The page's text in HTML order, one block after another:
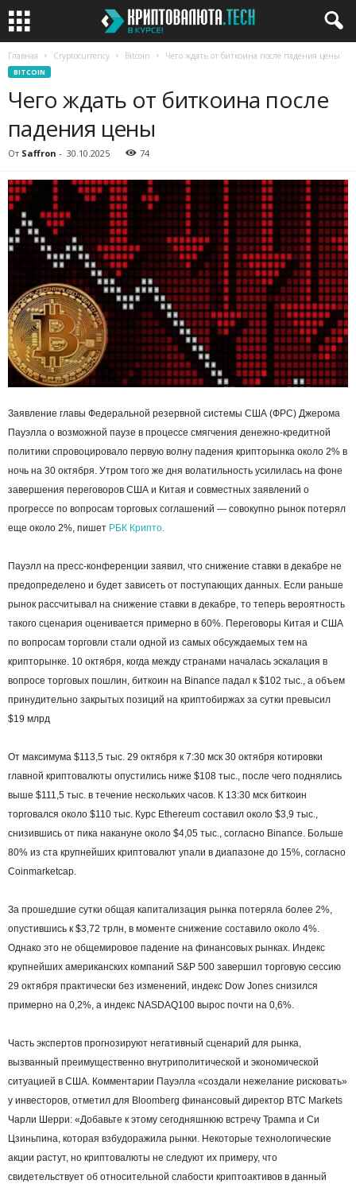
Главная Cryptocurrency Bitcoin Чего ждать от биткоина после падения цены
BITCOIN
Чего ждать от биткоина после
падения цены
От Saffron - 30.10.2025 74
Заявление главы Федеральной резервной системы США (ФРС) Джеромa
Пауэлла о возможной паузе в процессе смягчения денежно-кредитной
политики спровоцировало первую волну падения крипторынка около 2% в
ночь на 30 октября. Утром того же дня волатильность усилилась на фоне
завершения переговоров США и Китая и совместных заявлений о
прогрессе по вопросам торговых соглашений — совокупно рынок потерял
еще около 2%, пишет РБК Крипто.
Пауэлл на пресс-конференции заявил, что снижение ставки в декабре не
предопределено и будет зависеть от поступающих данных. Если раньше
рынок рассчитывал на снижение ставки в декабре, то теперь вероятность
такого сценария оценивается примерно в 60%. Переговоры Китая и США
по вопросам торговли стали одной из самых обсуждаемых тем на
крипторынке. 10 октября, когда между странами началась эскалация в
вопросе торговых пошлин, биткоин на Binance падал к $102 тыс., а объем
принудительно закрытых позиций на криптобиржах за сутки превысил
$19 млрд
От максимума $113,5 тыс. 29 октября к 7:30 мск 30 октября котировки
главной криптовалюты опустились ниже $108 тыс., после чего поднялись
выше $111,5 тыс. в течение нескольких часов. К 13:30 мск биткоин
торговался около $110 тыс. Курс Ethereum составил около $3,9 тыс.,
снизившись от пика накануне около $4,05 тыс., согласно Binance. Больше
80% из ста крупнейших криптовалют упали в диапазоне до 15%, согласно
Coinmarketcap.
За прошедшие сутки общая капитализация рынка потеряла более 2%,
опустившись к $3,72 трлн, в моменте снижение составило около 4%.
Однако это не общемировое падение на финансовых рынках. Индекс
крупнейших американских компаний S&P 500 завершил торговую сессию
29 октября практически без изменений, индекс Dow Jones снизился
примерно на 0,2%, а индекс NASDAQ100 вырос почти на 0,6%.
Часть экспертов прогнозируют негативный сценарий для рынка,
вызванный преимущественно внутриполитической и экономической
ситуацией в США. Комментарии Пауэлла «создали нежелание рисковать»
у инвесторов, отметил для Bloomberg финансовый директор BTC Markets
Чарли Шерри: «Добавьте к этому сегодняшнюю встречу Трампа и Си
Цзиньпина, которая взбудоражила рынки. Некоторые технологические
акции растут, но криптовалюты не следуют их примеру, что
свидетельствует об относительной слабости криптоактивов в данный